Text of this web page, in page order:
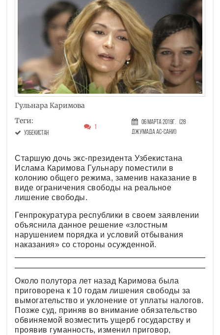
Гульнара Каримова
Теги:
Узбекистан
1
06 Марта 2019г. (28
Джумада ас-сани)
Старшую дочь экс-президента Узбекистана
Ислама Каримова Гульнару поместили в
колонию общего режима, заменив наказание в
виде ограничения свободы на реальное
лишение свободы.
Генпрокуратура республики в своем заявлении
объяснила данное решение «злостным
нарушением порядка и условий отбывания
наказания» со стороны осужденной.
Около полутора лет назад Каримова была
приговорена к 10 годам лишения свободы за
вымогательство и уклонение от уплаты налогов.
Позже суд, приняв во внимание обязательство
обвиняемой возместить ущерб государству и
проявив гуманность, изменил приговор,